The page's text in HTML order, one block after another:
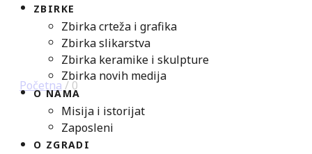
ZBIRKE
Zbirka crteža i grafika
Zbirka slikarstva
Zbirka keramike i skulpture
Zbirka novih medija
O NAMA
Misija i istorijat
Zaposleni
O ZGRADI
Početna / 0